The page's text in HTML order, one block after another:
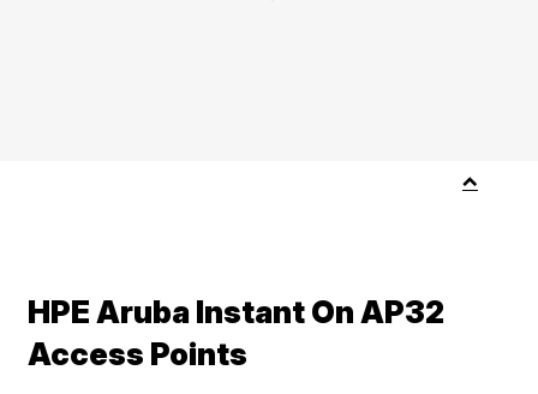
HPE Aruba Instant On AP32
Access Points